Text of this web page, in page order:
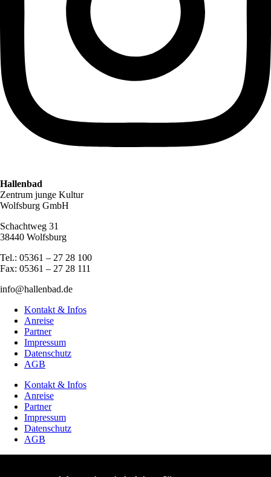
Hallenbad
Zentrum junge Kultur
Wolfsburg GmbH
Schachtweg 31
38440 Wolfsburg
Tel.: 05361 – 27 28 100
Fax: 05361 – 27 28 111
info@hallenbad.de
Kontakt & Infos
Anreise
Partner
Impressum
Datenschutz
AGB
Kontakt & Infos
Anreise
Partner
Impressum
Datenschutz
AGB